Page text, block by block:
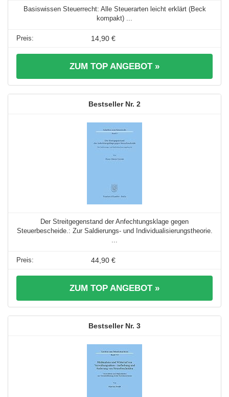
Basiswissen Steuerrecht: Alle Steuerarten leicht erklärt (Beck
kompakt) ...
14,90 €
ZUM TOP ANGEBOT »
2
Der Streitgegenstand der Anfechtungsklage gegen
Steuerbescheide.: Zur Saldierungs- und Individualisierungstheorie.
...
44,90 €
ZUM TOP ANGEBOT »
3